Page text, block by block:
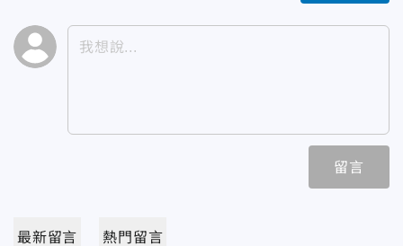
留言
最新留言 熱門留言